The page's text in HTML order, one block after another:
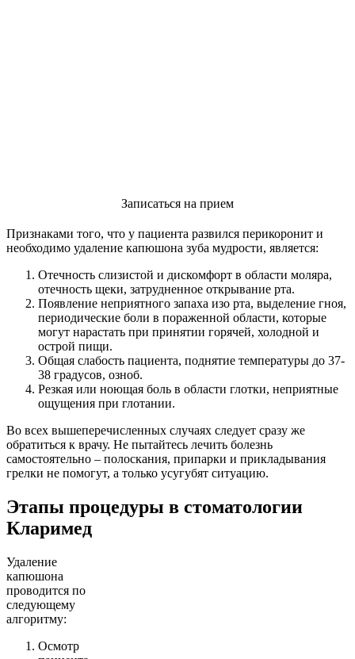
Записаться на прием
Признаками того, что у пациента развился перикоронит и
необходимо удаление капюшона зуба мудрости, является:
Отечность слизистой и дискомфорт в области моляра,
отечность щеки, затрудненное открывание рта.
Появление неприятного запаха изо рта, выделение гноя,
периодические боли в пораженной области, которые
могут нарастать при принятии горячей, холодной и
острой пищи.
Общая слабость пациента, поднятие температуры до 37-
38 градусов, озноб.
Резкая или ноющая боль в области глотки, неприятные
ощущения при глотании.
Во всех вышеперечисленных случаях следует сразу же
обратиться к врачу. Не пытайтесь лечить болезнь
самостоятельно – полоскания, припарки и прикладывания
грелки не помогут, а только усугубят ситуацию.
Этапы процедуры в стоматологии
Кларимед
Удаление
капюшона
проводится по
следующему
алгоритму:
Осмотр